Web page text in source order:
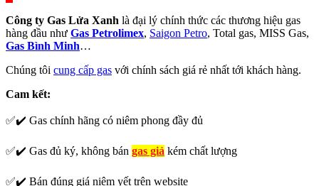
Công ty Gas Lửa Xanh là đại lý chính thức các thương hiệu gas
hàng đầu như Gas Petrolimex, Saigon Petro, Total gas, MISS Gas,
Gas Bình Minh…
Chúng tôi cung cấp gas với chính sách giá rẻ nhất tới khách hàng.
Cam kết:
✅✔️ Gas chính hãng có niêm phong đầy đủ
✅✔️ Gas đủ ký, không bán gas giả kém chất lượng
✅✔️ Bán đúng giá niêm yết trên website